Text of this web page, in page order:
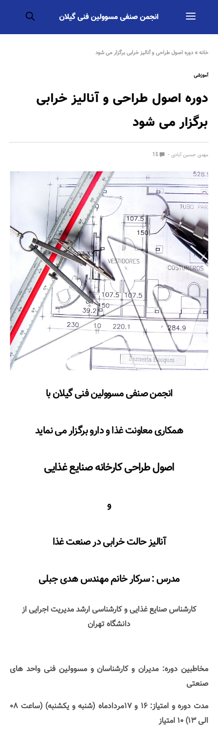
خانه»دوره اصول طراحی و آنالیز خرابی برگزار می شود
آموزشی
دوره اصول طراحی و آنالیز خرابی
برگزار می شود
مهدی حسین آبادی
انجمن صنفی مسوولین فنی گیلان با
همکاری معاونت غذا و دارو برگزار می نماید
اصول طراحی کارخانه صنایع غذایی
و
آنالیز حالت خرابی در صنعت غذا
مدرس : سرکار خانم مهندس هدی جبلی
کارشناس صنایع غذایی و کارشناسی ارشد مدیریت اجرایی از
دانشگاه تهران
مخاطبین دوره: مدیران و کارشناسان و مسوولین فنی واحد های
صنعتی
مدت دوره و امتیاز: ۱۶ و ۱۷مردادماه (شنبه و یکشنبه) (ساعت ۰۸
الی ۱۳) ۱۰ امتیاز